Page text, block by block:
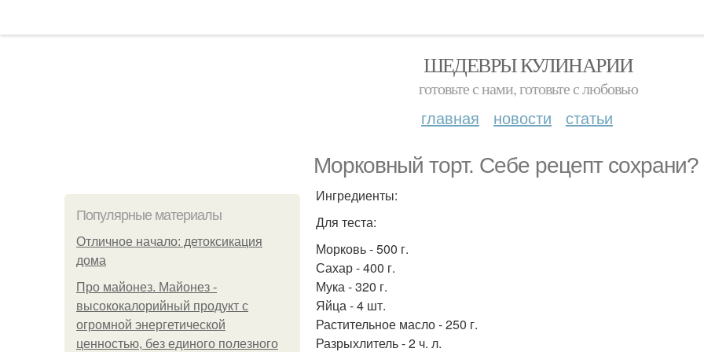
ШЕДЕВРЫ КУЛИНАРИИ
готовьте с нами, готовьте с любовью
главная новости статьи
Морковный торт. Себе рецепт сохрани?
Популярные материалы
Отличное начало: детоксикация
дома
Про майонез. Майонез -
высококалорийный продукт с
огромной энергетической
ценностью, без единого полезного
Ингредиенты:
Для теста:
Морковь - 500 г.
Сахар - 400 г.
Мука - 320 г.
Яйца - 4 шт.
Растительное масло - 250 г.
Разрыхлитель - 2 ч. л.